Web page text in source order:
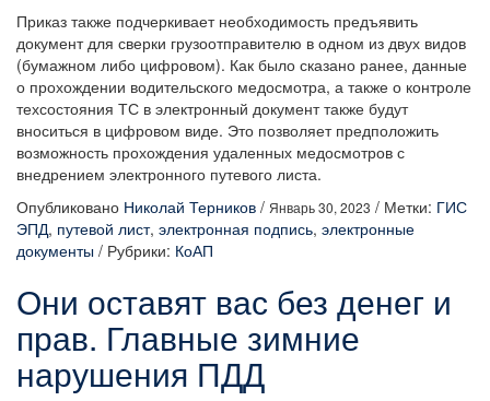
Приказ также подчеркивает необходимость предъявить
документ для сверки грузоотправителю в одном из двух видов
(бумажном либо цифровом). Как было сказано ранее, данные
о прохождении водительского медосмотра, а также о контроле
техсостояния ТС в электронный документ также будут
вноситься в цифровом виде. Это позволяет предположить
возможность прохождения удаленных медосмотров с
внедрением электронного путевого листа.
Опубликовано Николай Терников / Январь 30, 2023 / Метки: ГИС
ЭПД, путевой лист, электронная подпись, электронные
документы / Рубрики: КоАП
Они оставят вас без денег и
прав. Главные зимние
нарушения ПДД